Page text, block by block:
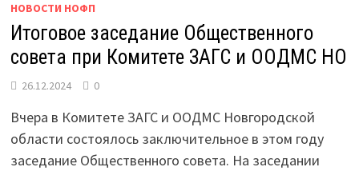
НОВОСТИ НОФП
Итоговое заседание Общественного
совета при Комитете ЗАГС и ООДМС НО
26.12.2024 0
Вчера в Комитете ЗАГС и ООДМС Новгородской
области состоялось заключительное в этом году
заседание Общественного совета. На заседании